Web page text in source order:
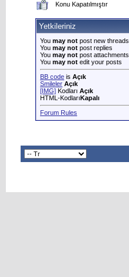
Konu Kapatılmıştır
Yetkileriniz
You may not post new threads
You may not post replies
You may not post attachments
You may not edit your posts
BB code is Açık
Smileler Açık
[IMG] Kodları Açık
HTML-KodlarıKapalı
Forum Rules